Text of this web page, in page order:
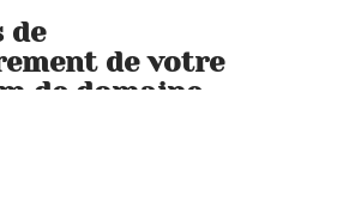
de
de votre
de domaine